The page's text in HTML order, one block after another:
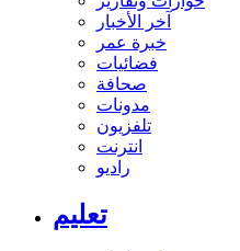
آخر الأخبار
خبرة عمر
فضائيات
صحافة
مدونات
تلفزيون
انترنت
راديو
تعليم